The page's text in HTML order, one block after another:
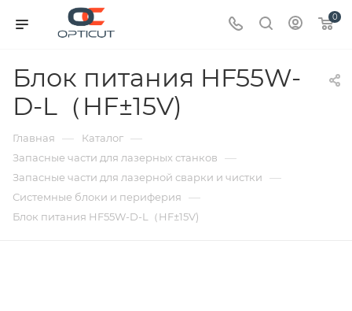
0
Блок питания HF55W-
D-L（HF±15V)
Главная — Каталог —
Запасные части для лазерных станков —
Запасные части для лазерной сварки и чистки —
Системные блоки и периферия —
Блок питания HF55W-D-L（HF±15V)